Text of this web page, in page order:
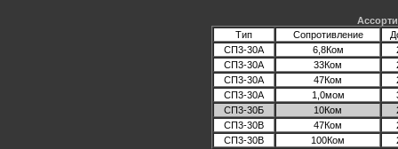
Тип
Сопротивление
СП3-30А
6,8Ком
СП3-30А
33Ком
СП3-30А
47Ком
СП3-30А
1,0мом
СП3-30Б
10Ком
СП3-30В
47Ком
СП3-30В
100Ком